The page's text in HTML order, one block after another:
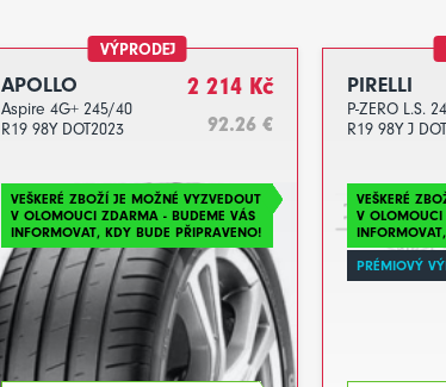
VÝPRODEJ
APOLLO
Aspire 4G+ 245/40
R19 98Y DOT2023
2 214 Kč
92.26 €
VEŠKERÉ ZBOŽÍ JE MOŽNÉ VYZVEDOUT
V OLOMOUCI ZDARMA - BUDEME VÁS
INFORMOVAT, KDY BUDE PŘIPRAVENO!
PIRELLI
P-ZERO L.S.
R19 98Y J
VEŠKERÉ
V
PRÉMIOVÝ